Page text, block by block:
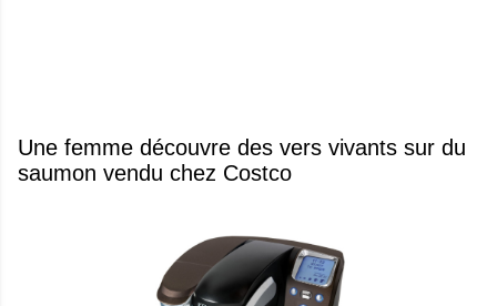
Une femme découvre des vers vivants sur du
saumon vendu chez Costco